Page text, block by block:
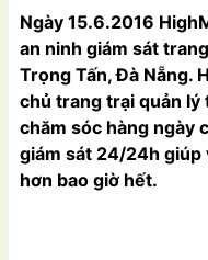
Ngày 15.6.2016
an ninh giám sát
Trọng Tấn, Đà Nẵng.
chủ trang trại quản lý
chăm sóc hàng ngày
giám sát 24/24h giúp
hơn bao giờ hết.